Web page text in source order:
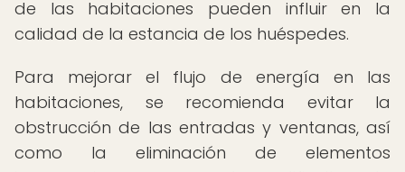
de las habitaciones pueden influir en la
calidad de la estancia de los huéspedes.
Para mejorar el flujo de energía en las
habitaciones, se recomienda evitar la
obstrucción de las entradas y ventanas, así
como la eliminación de elementos